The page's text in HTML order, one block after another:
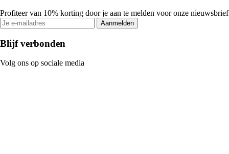
Profiteer van 10% korting door je aan te melden voor onze nieuwsbrief
Aanmelden
Blijf verbonden
Volg ons op sociale media